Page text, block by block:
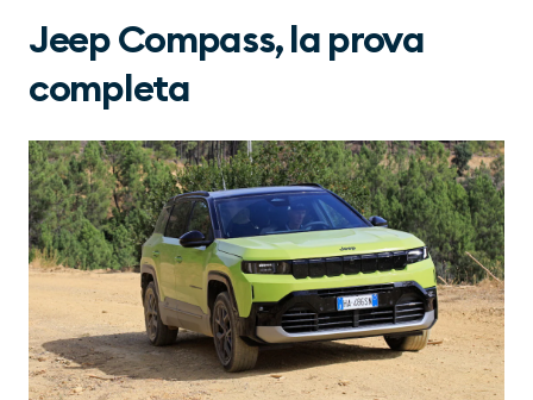
Jeep Compass, la prova
completa